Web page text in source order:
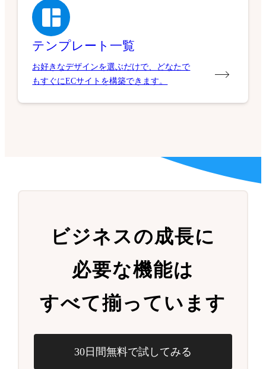
テンプレート一覧
お好きなデザインを選ぶだけで、どなたで
もすぐにECサイトを構築できます。
ビジネスの成長に
必要な機能は
すべて揃っています
30日間無料で試してみる